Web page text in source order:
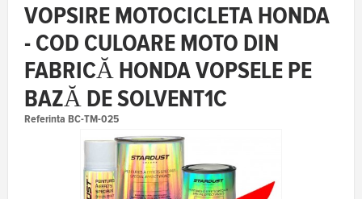
VOPSIRE MOTOCICLETA HONDA
- COD CULOARE MOTO DIN
FABRICĂ HONDA VOPSELE PE
BAZĂ DE SOLVENT1C
Referinta BC-TM-025